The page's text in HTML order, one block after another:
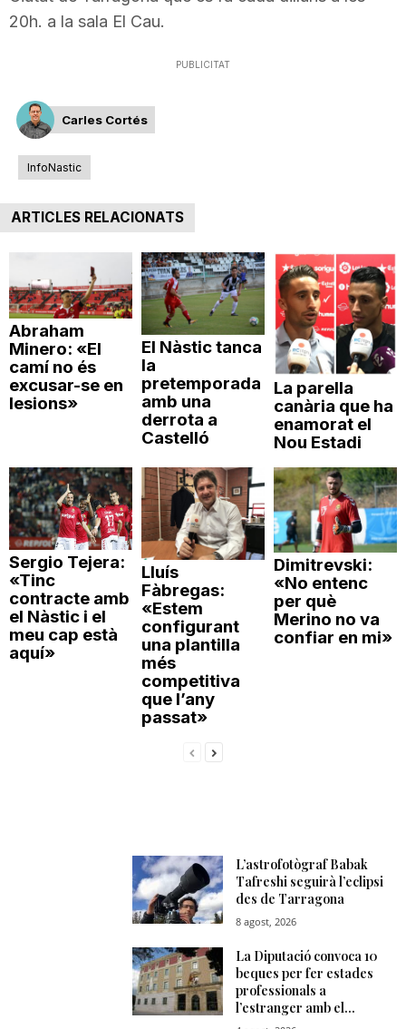
20h. a la sala El Cau.
PUBLICITAT
Carles Cortés
InfoNastic
ARTICLES RELACIONATS
Abraham
Minero: «El
camí no és
excusar-se en
lesions»
El Nàstic tanca
la
pretemporada
amb una
derrota a
Castelló
La parella
canària que ha
enamorat el
Nou Estadi
Sergio Tejera:
«Tinc
contracte amb
el Nàstic i el
meu cap està
aquí»
Lluís
Fàbregas:
«Estem
configurant
una plantilla
més
competitiva
que l’any
passat»
Dimitrevski:
«No entenc
per què
Merino no va
confiar en mi»